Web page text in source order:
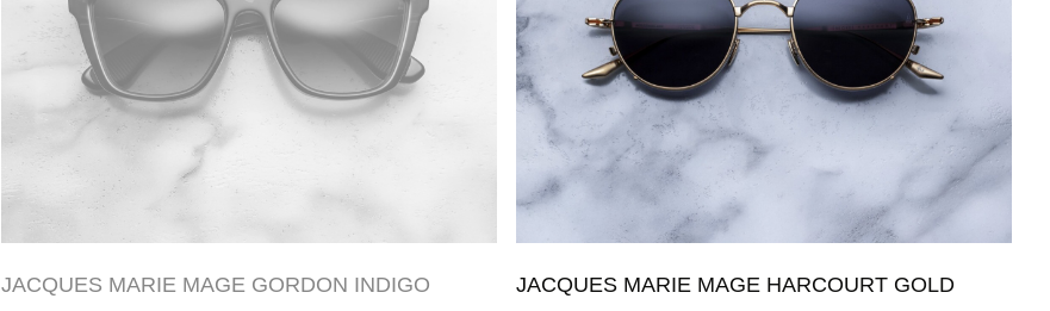
JACQUES MARIE MAGE GORDON INDIGO JACQUES MARIE MAGE HARCOURT GOLD